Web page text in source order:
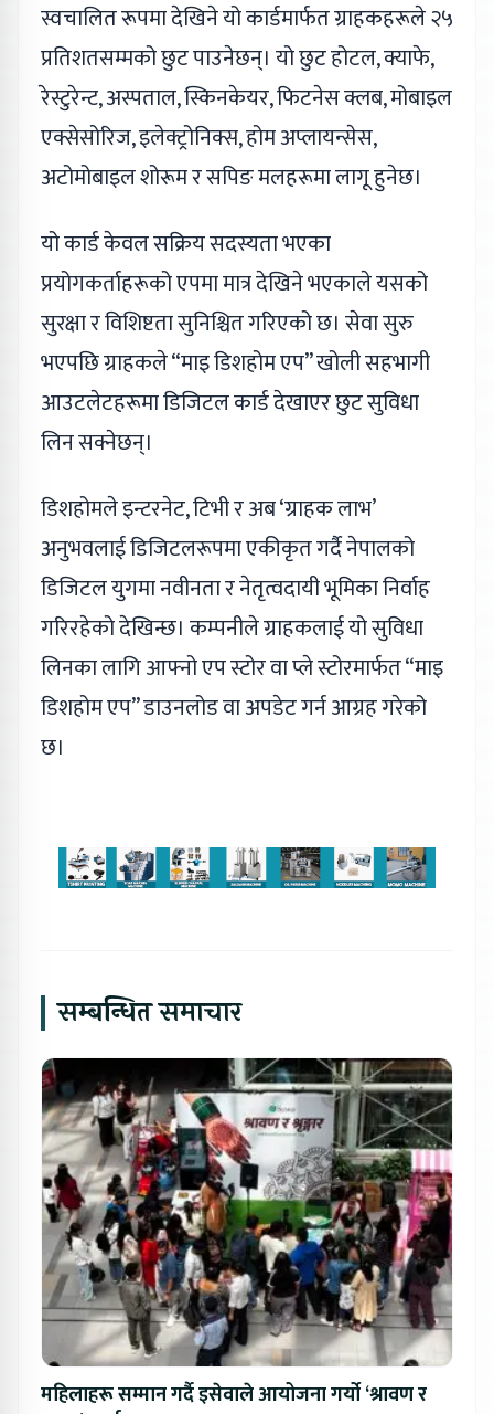
स्वचालित रूपमा देखिने यो कार्डमार्फत ग्राहकहरूले २५
प्रतिशतसम्मको छुट पाउनेछन्। यो छुट होटल, क्याफे,
रेस्टुरेन्ट, अस्पताल, स्किनकेयर, फिटनेस क्लब, मोबाइल
एक्सेसोरिज, इलेक्ट्रोनिक्स, होम अप्लायन्सेस,
अटोमोबाइल शोरूम र सपिङ मलहरूमा लागू हुनेछ।
यो कार्ड केवल सक्रिय सदस्यता भएका
प्रयोगकर्ताहरूको एपमा मात्र देखिने भएकाले यसको
सुरक्षा र विशिष्टता सुनिश्चित गरिएको छ। सेवा सुरु
भएपछि ग्राहकले “माइ डिशहोम एप” खोली सहभागी
आउटलेटहरूमा डिजिटल कार्ड देखाएर छुट सुविधा
लिन सक्नेछन्।
डिशहोमले इन्टरनेट, टिभी र अब ‘ग्राहक लाभ’
अनुभवलाई डिजिटलरूपमा एकीकृत गर्दै नेपालको
डिजिटल युगमा नवीनता र नेतृत्वदायी भूमिका निर्वाह
गरिरहेको देखिन्छ। कम्पनीले ग्राहकलाई यो सुविधा
लिनका लागि आफ्नो एप स्टोर वा प्ले स्टोरमार्फत “माइ
डिशहोम एप” डाउनलोड वा अपडेट गर्न आग्रह गरेको
छ।
सम्बन्धित समाचार
महिलाहरू सम्मान गर्दै इसेवाले आयोजना गर्यो ‘श्रावण र